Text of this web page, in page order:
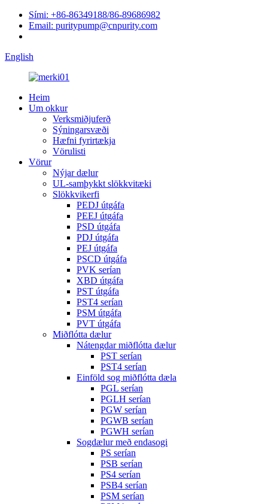
Sími: +86-86349188/86-89686982
Email: puritypump@cnpurity.com
English
Heim
Um okkur
Verksmiðjuferð
Sýningarsvæði
Hæfni fyrirtækja
Vörulisti
Vörur
Nýjar dælur
UL-samþykkt slökkvitæki
Slökkvikerfi
PEDJ útgáfa
PEEJ útgáfa
PSD útgáfa
PDJ útgáfa
PEJ útgáfa
PSCD útgáfa
PVK serían
XBD útgáfa
PST útgáfa
PST4 serían
PSM útgáfa
PVT útgáfa
Miðflótta dælur
Nátengdar miðflótta dælur
PST serían
PST4 serían
Einföld sog miðflótta dæla
PGL serían
PGLH serían
PGW serían
PGWB serían
PGWH serían
Sogdælur með endasogi
PS serían
PSB serían
PS4 serían
PSB4 serían
PSM serían